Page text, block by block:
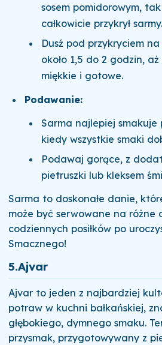
sosem pomidorowym,
całkowicie przykrył sarmy.
Dusź pod przykryciem
około 1,5 do 2 godzin,
miękkie i gotowe.
Podawanie:
Sarma najlepiej smakuje
kiedy wszystkie smaki
Podawaj gorące, z
pietruszki lub kleksem
Sarma to doskonałe danie,
może być serwowane na różne
codziennych posiłków po
Smacznego!
5.Ajvar
Ajvar to jeden z najbardziej
potraw w kuchni bałkańskiej,
głębokiego, dymnego smaku.
przysmak, przygotowywany z